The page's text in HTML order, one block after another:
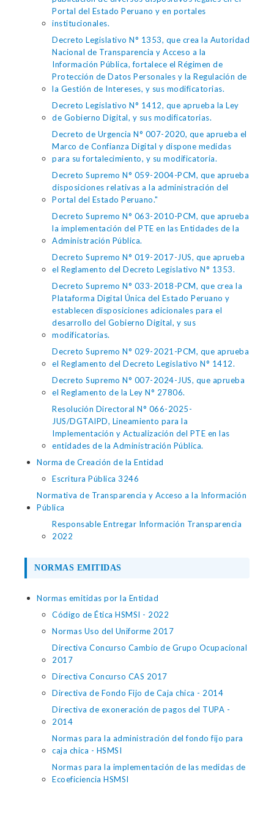
Portal del Estado Peruano y en portales
institucionales.
Decreto Legislativo N° 1353, que crea la Autoridad
Nacional de Transparencia y Acceso a la
Información Pública, fortalece el Régimen de
Protección de Datos Personales y la Regulación de
la Gestión de Intereses, y sus modificatorias.
Decreto Legislativo N° 1412, que aprueba la Ley
de Gobierno Digital, y sus modificatorias.
Decreto de Urgencia N° 007-2020, que aprueba el
Marco de Confianza Digital y dispone medidas
para su fortalecimiento, y su modificatoria.
Decreto Supremo N° 059-2004-PCM, que aprueba
disposiciones relativas a la administración del
Portal del Estado Peruano."
Decreto Supremo N° 063-2010-PCM, que aprueba
la implementación del PTE en las Entidades de la
Administración Pública.
Decreto Supremo N° 019-2017-JUS, que aprueba
el Reglamento del Decreto Legislativo N° 1353.
Decreto Supremo N° 033-2018-PCM, que crea la
Plataforma Digital Única del Estado Peruano y
establecen disposiciones adicionales para el
desarrollo del Gobierno Digital, y sus
modificatorias.
Decreto Supremo N° 029-2021-PCM, que aprueba
el Reglamento del Decreto Legislativo N° 1412.
Decreto Supremo N° 007-2024-JUS, que aprueba
el Reglamento de la Ley N° 27806.
Resolución Directoral N° 066-2025-
JUS/DGTAIPD, Lineamiento para la
Implementación y Actualización del PTE en las
entidades de la Administración Pública.
Norma de Creación de la Entidad
Escritura Pública 3246
Normativa de Transparencia y Acceso a la Información
Pública
Responsable Entregar Información Transparencia
2022
NORMAS EMITIDAS
Normas emitidas por la Entidad
Código de Ética HSMSI - 2022
Normas Uso del Uniforme 2017
Directiva Concurso Cambio de Grupo Ocupacional
2017
Directiva Concurso CAS 2017
Directiva de Fondo Fijo de Caja chica - 2014
Directiva de exoneración de pagos del TUPA -
2014
Normas para la administración del fondo fijo para
caja chica - HSMSI
Normas para la implementación de las medidas de
Ecoeficiencia HSMSI